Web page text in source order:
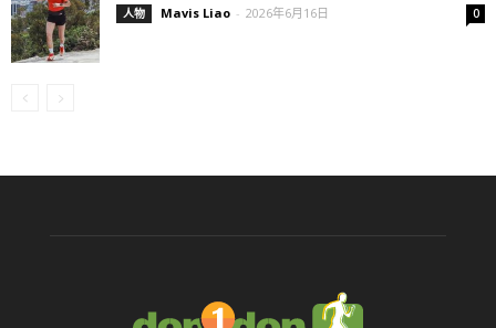
人物 Mavis Liao - 2026年6月16日 0